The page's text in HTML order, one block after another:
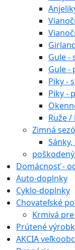
Gule -
Gule -
Piky -
Piky -
Ruže
Zimná
Domácnosť -
Auto-doplnky
Cyklo-doplnky
Chovateľské
Krmivá
Prútené
AKCIA